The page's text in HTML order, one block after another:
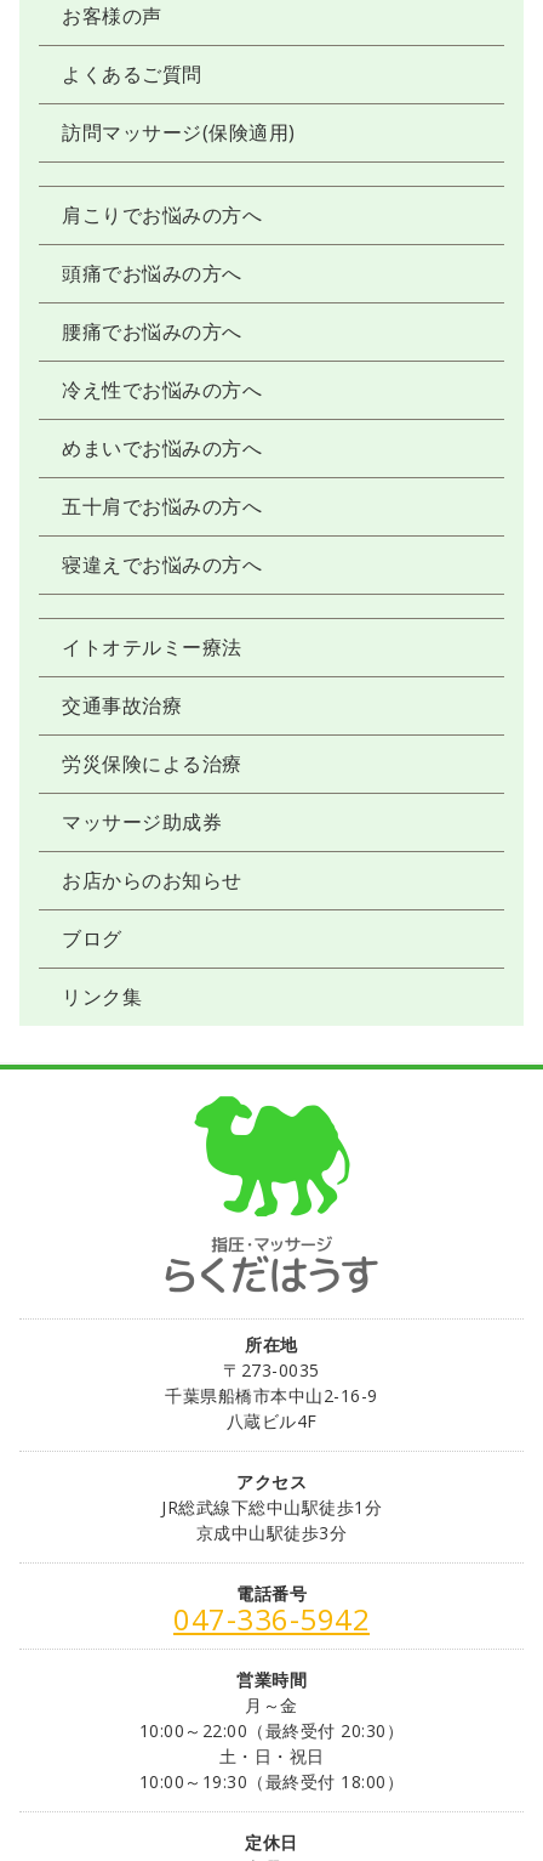
お客様の声
よくあるご質問
訪問マッサージ(保険適用)
肩こりでお悩みの方へ
頭痛でお悩みの方へ
腰痛でお悩みの方へ
冷え性でお悩みの方へ
めまいでお悩みの方へ
五十肩でお悩みの方へ
寝違えでお悩みの方へ
イトオテルミー療法
交通事故治療
労災保険による治療
マッサージ助成券
お店からのお知らせ
ブログ
リンク集
所在地
〒273-0035
千葉県船橋市本中山2-16-9
八蔵ビル4F
アクセス
JR総武線下総中山駅徒歩1分
京成中山駅徒歩3分
電話番号
047-336-5942
営業時間
月～金
10:00～22:00（最終受付 20:30）
土・日・祝日
10:00～19:30（最終受付 18:00）
定休日